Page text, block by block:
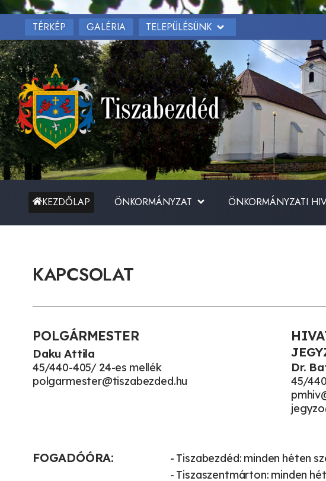
TÉRKÉP GALÉRIA TELEPÜLÉSÜNK
KEZDŐLAP ÖNKORMÁNYZAT ÖNKORMÁNYZATI
KAPCSOLAT
POLGÁRMESTER
Daku Attila
45/440-405/ 24-es mellék
polgarmester@tiszabezded.hu
Dr.
45/
FOGADÓÓRA:
- Tiszabezdéd: minden héten
- Tiszaszentmárton: minden